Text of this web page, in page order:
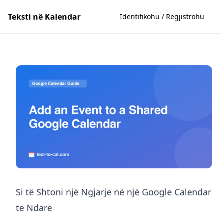
Teksti në Kalendar Identifikohu / Regjistrohu
Si të Shtoni një Ngjarje në një Google Calendar
të Ndarë